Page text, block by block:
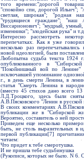
того времени:"дорогой
"спокойно спи, дорогой Ильич";
светлая, широкая"; "родная
"трудящиеся граждане"; "наш
Виссарионович"; "мудрый,
изменники"; "злодейская рука" и
Интересно рассмотреть
перепечатках. Как я уже
несколько раз
новой идеологией, были
Любопытна судьба текста 1924
опубликованного в
"Покойнишный вой по Ленине"
исключавшей упоминание
г., в день смерти Ленина, в
статья "Смерть Ленина в
(вместо 45 стихов дано всего
Л.Д.Троцкого, здесь были
А.В.Пясковского "Ленин в
В своих комментариях
публикации же в "Сибирской
Вероятно, составитель о ней
Приведем еще несколько
быть, не столь выразительных в
первой публикации[7]
читаем:
Что придет к тебе смеротушка.
И не пришла тебе судьбинушка
(Рукописи, которых не было. N 6.